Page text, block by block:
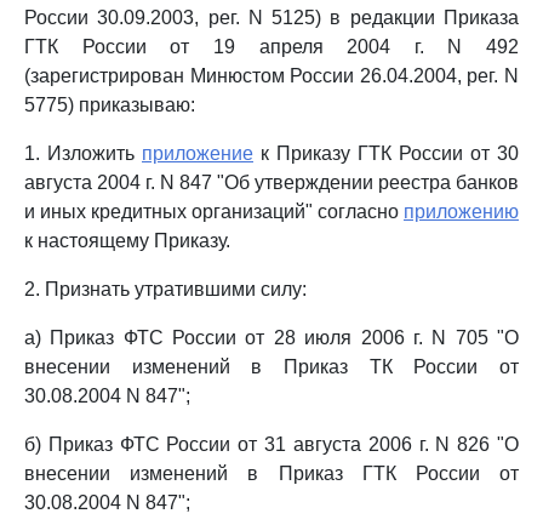
России 30.09.2003, рег. N 5125) в редакции Приказа
ГТК России от 19 апреля 2004 г. N 492
(зарегистрирован Минюстом России 26.04.2004, рег. N
5775) приказываю:
1. Изложить приложение к Приказу ГТК России от 30
августа 2004 г. N 847 "Об утверждении реестра банков
и иных кредитных организаций" согласно приложению
к настоящему Приказу.
2. Признать утратившими силу:
а) Приказ ФТС России от 28 июля 2006 г. N 705 "О
внесении изменений в Приказ ТК России от
30.08.2004 N 847";
б) Приказ ФТС России от 31 августа 2006 г. N 826 "О
внесении изменений в Приказ ГТК России от
30.08.2004 N 847";